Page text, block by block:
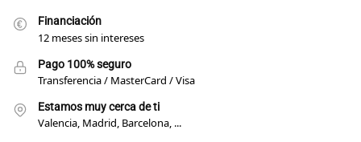
Financiación
12 meses sin intereses
Pago 100% seguro
Transferencia / MasterCard / Visa
Estamos muy cerca de ti
Valencia, Madrid, Barcelona, ...